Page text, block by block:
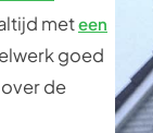
meteen
goed
de